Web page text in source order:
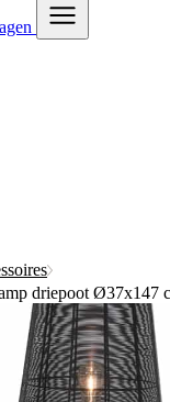
driepoot Ø37x147